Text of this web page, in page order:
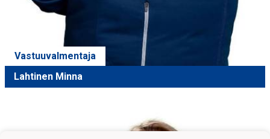
Vastuuvalmentaja
Lahtinen Minna